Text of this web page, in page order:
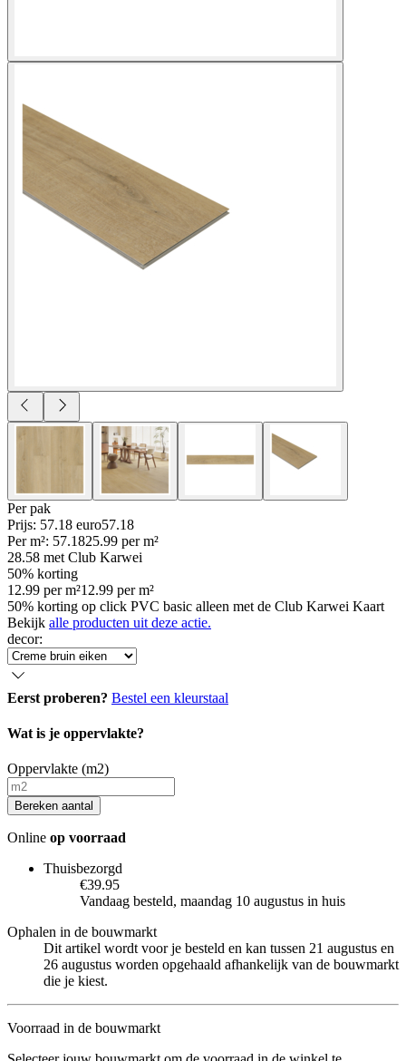
Per pak
Prijs: 57.18 euro57.18
Per m²: 57.1825.99 per m²
28.58 met Club Karwei
50% korting
12.99 per m²12.99 per m²
50% korting op click PVC basic alleen met de Club Karwei Kaart
Bekijk alle producten uit deze actie.
decor:
Eerst proberen? Bestel een kleurstaal
Wat is je oppervlakte?
Oppervlakte (m2)
Bereken aantal
Online op voorraad
Thuisbezorgd
€39.95
Vandaag besteld, maandag 10 augustus in huis
Ophalen in de bouwmarkt
Dit artikel wordt voor je besteld en kan tussen 21 augustus en
26 augustus worden opgehaald afhankelijk van de bouwmarkt
die je kiest.
Voorraad in de bouwmarkt